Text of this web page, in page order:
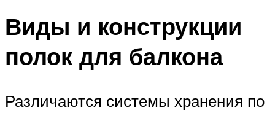
Виды и конструкции
полок для балкона
Различаются системы хранения по